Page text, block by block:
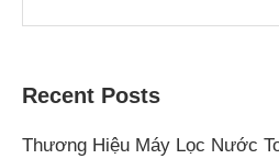
Recent Posts
Thương Hiệu Máy Lọc Nước